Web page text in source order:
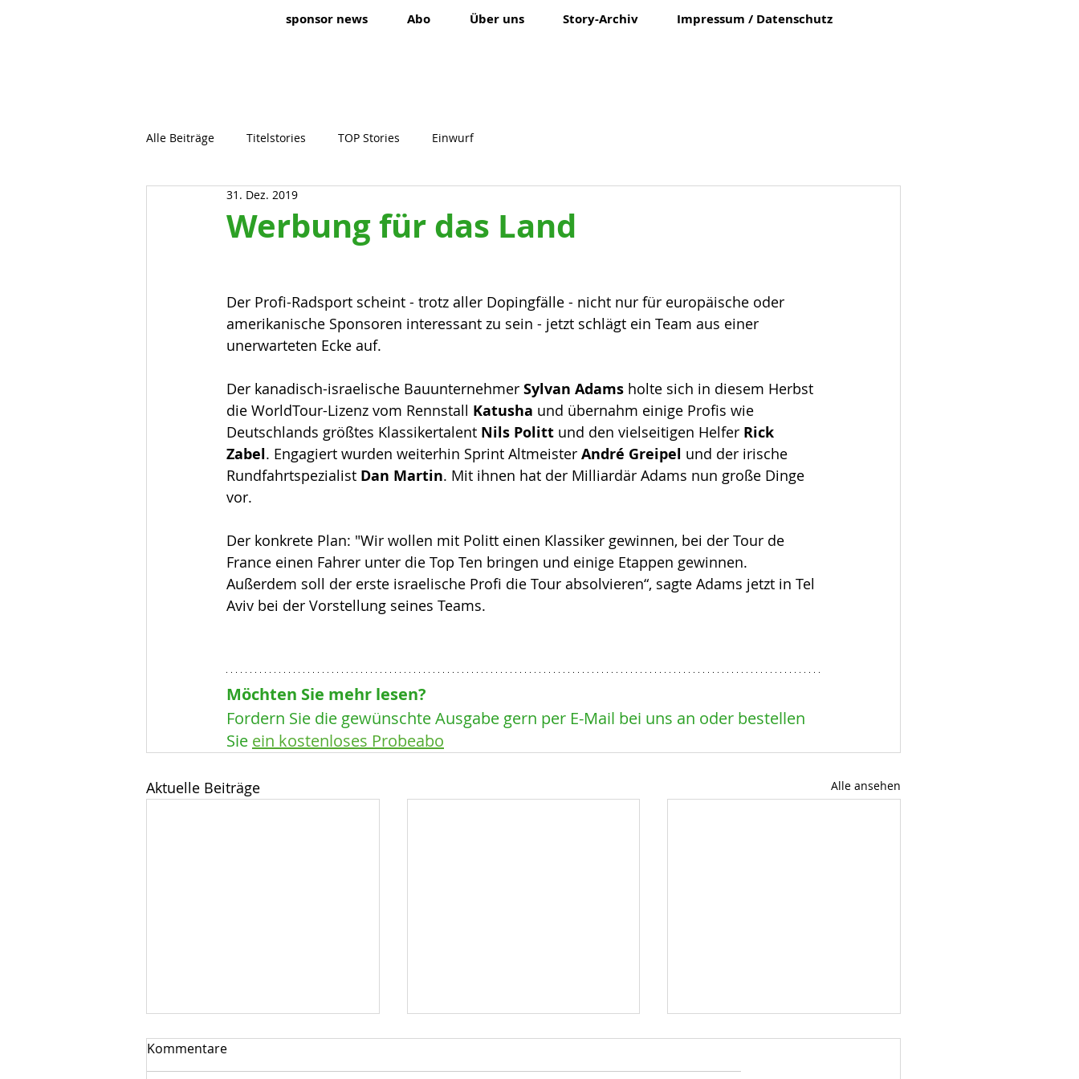
sponsor news Abo Über uns Story-Archiv Impressum / Datenschutz
Alle Beiträge Titelstories TOP Stories Einwurf
31. Dez. 2019
Werbung für das Land
Der Profi-Radsport scheint - trotz aller Dopingfälle - nicht nur für europäische oder
amerikanische Sponsoren interessant zu sein - jetzt schlägt ein Team aus einer
unerwarteten Ecke auf.
Der kanadisch-israelische Bauunternehmer Sylvan Adams holte sich in diesem Herbst
die WorldTour-Lizenz vom Rennstall Katusha und übernahm einige Profis wie
Deutschlands größtes Klassikertalent Nils Politt und den vielseitigen Helfer Rick
Zabel. Engagiert wurden weiterhin Sprint Altmeister André Greipel und der irische
Rundfahrtspezialist Dan Martin. Mit ihnen hat der Milliardär Adams nun große Dinge
vor.
Der konkrete Plan: "Wir wollen mit Politt einen Klassiker gewinnen, bei der Tour de
France einen Fahrer unter die Top Ten bringen und einige Etappen gewinnen.
Außerdem soll der erste israelische Profi die Tour absolvieren“, sagte Adams jetzt in Tel
Aviv bei der Vorstellung seines Teams.
Möchten Sie mehr lesen?
Fordern Sie die gewünschte Ausgabe gern per E-Mail bei uns an oder bestellen
Sie ein kostenloses Probeabo
Aktuelle Beiträge Alle ansehen
McDonald's
Presenting-Sponsor im E-Sport
Netto
Jetzt Top-Sponsor des BBL-
Opel
Wieder größer als Sponsor
Kommentare